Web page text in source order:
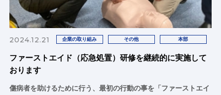
2024.12.21 企業の取り組み その他 本部
ファーストエイド（応急処置）研修を継続的に実施して
おります
傷病者を助けるために行う、最初の行動の事を「ファーストエイ